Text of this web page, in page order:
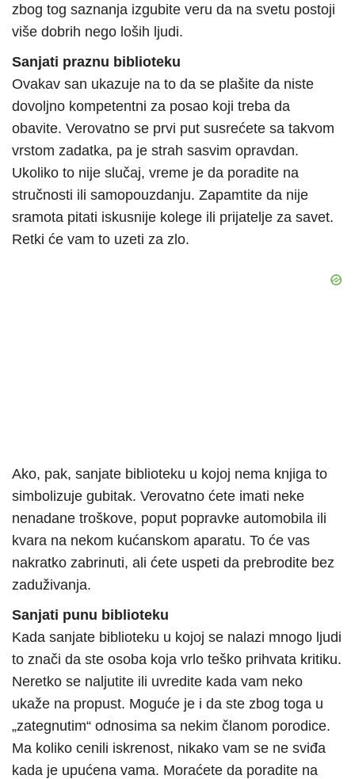
zbog tog saznanja izgubite veru da na svetu postoji
više dobrih nego loših ljudi.
Sanjati praznu biblioteku
Ovakav san ukazuje na to da se plašite da niste
dovoljno kompetentni za posao koji treba da
obavite. Verovatno se prvi put susrećete sa takvom
vrstom zadatka, pa je strah sasvim opravdan.
Ukoliko to nije slučaj, vreme je da poradite na
stručnosti ili samopouzdanju. Zapamtite da nije
sramota pitati iskusnije kolege ili prijatelje za savet.
Retki će vam to uzeti za zlo.
Ako, pak, sanjate biblioteku u kojoj nema knjiga to
simbolizuje gubitak. Verovatno ćete imati neke
nenadane troškove, poput popravke automobila ili
kvara na nekom kućanskom aparatu. To će vas
nakratko zabrinuti, ali ćete uspeti da prebrodite bez
zaduživanja.
Sanjati punu biblioteku
Kada sanjate biblioteku u kojoj se nalazi mnogo ljudi
to znači da ste osoba koja vrlo teško prihvata kritiku.
Neretko se naljutite ili uvredite kada vam neko
ukaže na propust. Moguće je i da ste zbog toga u
„zategnutim“ odnosima sa nekim članom porodice.
Ma koliko cenili iskrenost, nikako vam se ne sviđa
kada je upućena vama. Moraćete da poradite na